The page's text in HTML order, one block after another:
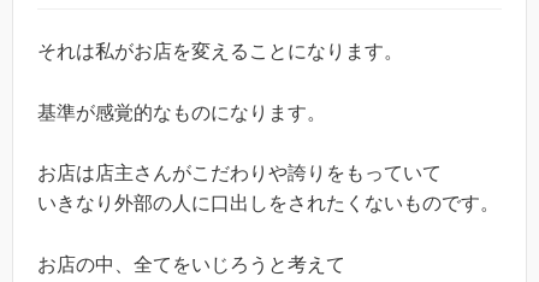
それは私がお店を変えることになります。
基準が感覚的なものになります。
お店は店主さんがこだわりや誇りをもっていて
いきなり外部の人に口出しをされたくないものです。
お店の中、全てをいじろうと考えて